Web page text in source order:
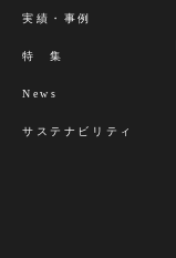
実績・事例
特 集
News
サステナビリティ